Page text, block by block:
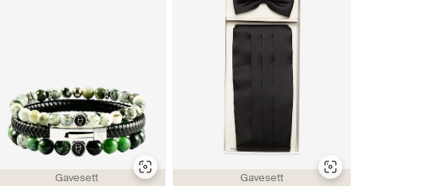
Gavesett Gavesett